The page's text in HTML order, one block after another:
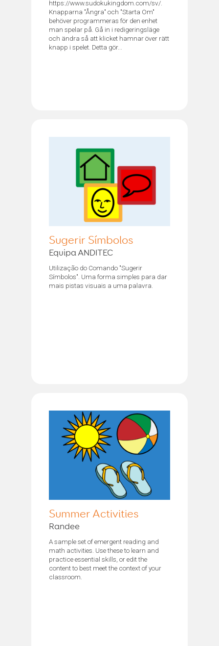
https://www.sudokukingdom.com/sv/.
Knapparna "Ångra" och "Starta Om"
behöver programmeras för den enhet
man spelar på. Gå in i redigeringsläge
och ändra så att klicket hamnar över rätt
knapp i spelet. Detta gör...
Sugerir Símbolos
Equipa ANDITEC
Utilização do Comando "Sugerir
Símbolos". Uma forma simples para dar
mais pistas visuais a uma palavra.
Summer Activities
Randee
A sample set of emergent reading and
math activities. Use these to learn and
practice essential skills, or edit the
content to best meet the context of your
classroom.